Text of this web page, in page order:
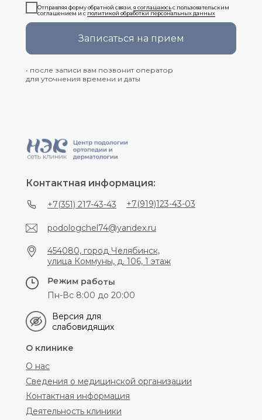
Отправляя форму обратной связи, я соглашаюсьс пользовательским
соглашением и с политикой обработки персональных данных
Записаться на прием
• после записи вам позвонит оператор
для уточнения времени и даты
Режим работы
Пн-Вс 8:00 до 20:00
О клинике
О нас
Сведения о медицинской организации
Контактная информация
Деятельность клиники
Контактная информация:
+7(351) 217-43-43
podologchel74@yandex.ru
454080, город Челябинск,
улица Коммуны, д. 106, 1 этаж
+7(919)123-43-03
Версия для
слабовидящих